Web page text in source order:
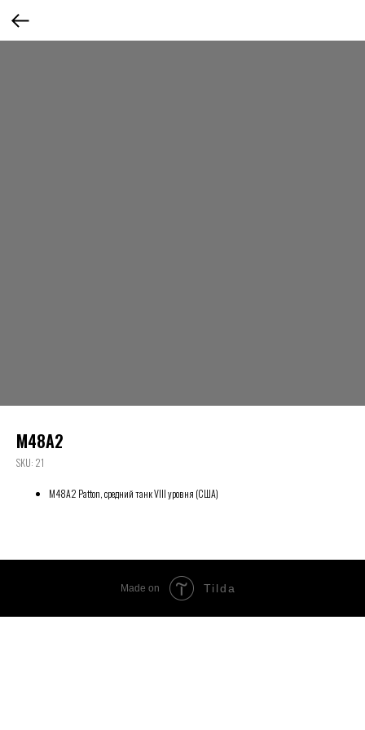
M48A2
SKU: 21
M48A2 Patton, средний танк VIII уровня (США)
Made on Tilda